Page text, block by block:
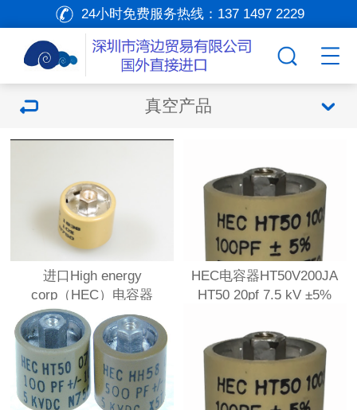
24小时免费服务热线： 137 1497 2229
真空产品
进口High energy
corp（HEC）电容器
HT50V750KA HT50系列陶
瓷电容器
HEC电容器HT50V200JA
HT50 20pf 7.5 kV ±5%